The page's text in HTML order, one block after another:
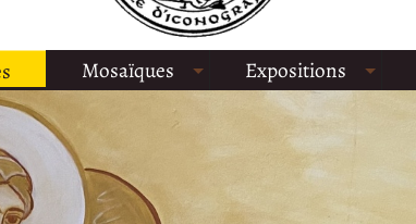
Mosaïques Expositions